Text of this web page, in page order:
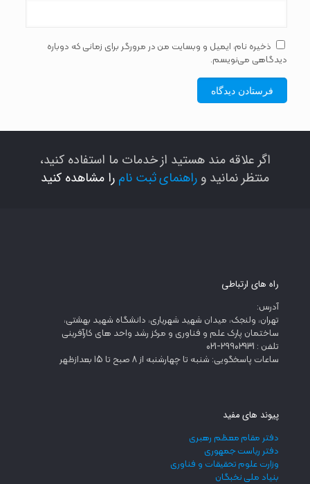
ذخیره نام، ایمیل و وبسایت من در مرورگر برای زمانی که دوباره
دیدگاهی می‌نویسم.
اگر علاقه مند هستید از خدمات ما استفاده کنید،
منتظر نمانید و راهنمای ثبت نام را مشاهده کنید
راه های ارتباطی
آدرس:
تهران، ولنجک، میدان شهید شهریاری، دانشگاه شهید بهشتی،
ساختمان پارک علم و فناوری و مرکز رشد واحد های کارآفرینی
تلفن : 29902931-021
ساعات پاسخگویی: شنبه تا چهارشنبه از 8 صبح تا 15 بعدازظهر
پیوند های مفید
دفتر مقام معظم رهبری
دفتر ریاست جمهوری
وزارت علوم تحقیقات و فناوری
بنیاد ملی نخبگان